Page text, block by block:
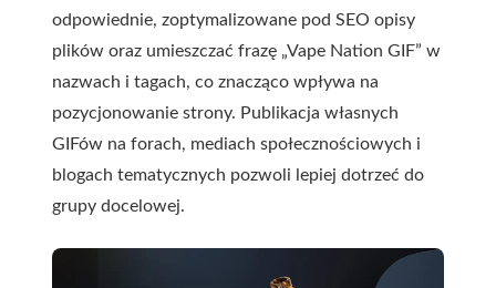
odpowiednie, zoptymalizowane pod SEO opisy
plików oraz umieszczać frazę „Vape Nation GIF” w
nazwach i tagach, co znacząco wpływa na
pozycjonowanie strony. Publikacja własnych
GIFów na forach, mediach społecznościowych i
blogach tematycznych pozwoli lepiej dotrzeć do
grupy docelowej.